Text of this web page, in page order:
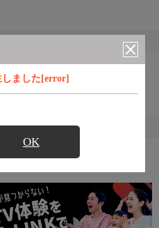
しました[error]
OK